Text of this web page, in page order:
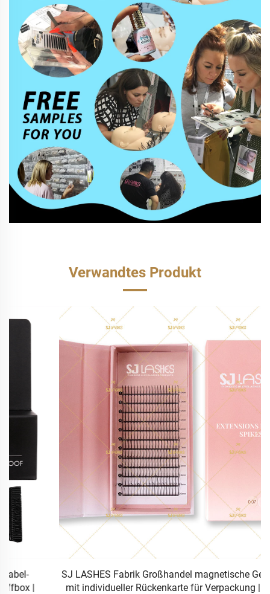
Verwandtes Produkt
SJ LASHES Fabrik Großhandel magnetische Geschenkbox
mit individueller Rückenkarte für Verpackung | Elegantes